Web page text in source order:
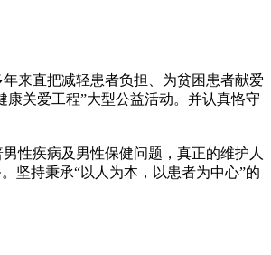
来直把减轻患者负担、为贫困患者献爱
关爱工程”大型公益活动。并认真恪守
性疾病及男性保健问题，真正的维护人
坚持秉承“以人为本，以患者为中心”的